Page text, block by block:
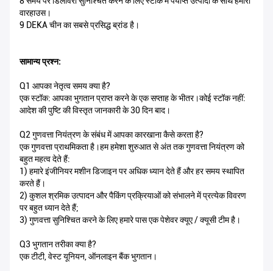
वारहाउस।
9 DEKA चीन का सबसे प्रसिद्ध ब्रांड है।
सामान्य प्रश्न:
Q1 आपका नेतृत्व समय क्या है?
एक स्टॉक: आपका भुगतान प्राप्त करने के एक सप्ताह के भीतर।कोई स्टॉक नहीं:
आदेश की पुष्टि की विस्तृत जानकारी के 30 दिन बाद।
Q2 गुणवत्ता नियंत्रण के संबंध में आपका कारखाना कैसे करता है?
एक गुणवत्ता प्राथमिकता है।हम हमेशा शुरुआत से अंत तक गुणवत्ता नियंत्रण को
बहुत महत्व देते हैं:
1) हमारे इंजीनियर मशीन डिजाइन पर अधिक ध्यान देते हैं और हर समय स्थापित
करते हैं।
2) कुशल श्रमिक उत्पादन और पैकिंग प्रक्रियाओं को संभालने में प्रत्येक विवरण
पर बहुत ध्यान देते हैं;
3) गुणवत्ता सुनिश्चित करने के लिए हमारे पास एक पेशेवर क्यूए / क्यूसी टीम है।
Q3 भुगतान तरीका क्या है?
एक टीटी, वेस्ट यूनियन, ऑनलाइन बैंक भुगतान।